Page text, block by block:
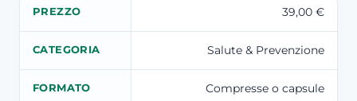
PREZZO 39,00 €
CATEGORIA Salute & Prevenzione
FORMATO Compresse o capsule